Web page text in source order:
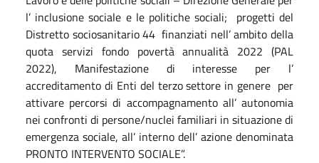
l’ inclusione sociale e le politiche sociali; progetti del
Distretto sociosanitario 44 finanziati nell’ ambito della
quota servizi fondo povertà annualità 2022 (PAL
2022), Manifestazione di interesse per l’
accreditamento di Enti del terzo settore in genere per
attivare percorsi di accompagnamento all’ autonomia
nei confronti di persone/nuclei familiari in situazione di
emergenza sociale, all’ interno dell’ azione denominata
PRONTO INTERVENTO SOCIALE”.